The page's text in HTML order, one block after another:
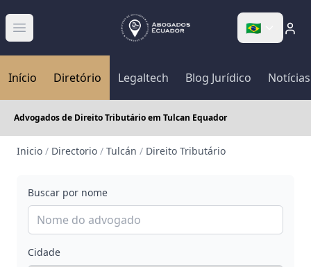
Abrir menú 🇧🇷
Início Diretório Legaltech Blog Jurídico Notícias
Advogados de Direito Tributário em Tulcan Equador
Inicio / Directorio / Tulcán / Direito Tributário
Buscar por nome
Cidade